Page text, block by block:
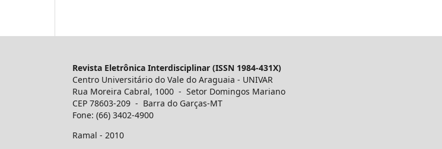
Revista Eletrônica Interdisciplinar (ISSN 1984-431X)
Centro Universitário do Vale do Araguaia - UNIVAR
Rua Moreira Cabral, 1000 - Setor Domingos Mariano
CEP 78603-209 - Barra do Garças-MT
Fone: (66) 3402-4900
Ramal - 2010